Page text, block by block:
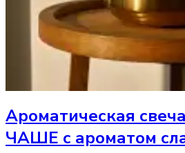
Ароматическая свеча
ЧАШЕ с ароматом